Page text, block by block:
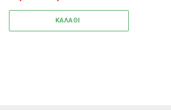
ΚΑΛΑΘΙ